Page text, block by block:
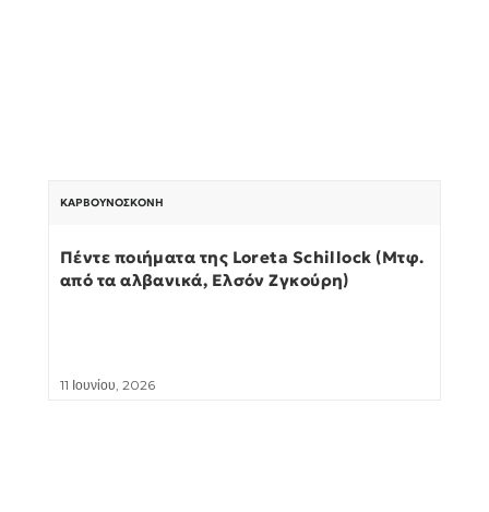
ΚΑΡΒΟΥΝΌΣΚΟΝΗ
Πέντε ποιήματα της Loreta Schillock (Μτφ.
από τα αλβανικά, Ελσόν Ζγκούρη)
11 Ιουνίου, 2026